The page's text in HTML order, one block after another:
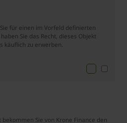
für einen im Vorfeld definierten
Sie das Recht, dieses Objekt
käuflich zu erwerben.
Sie von Krone Finance den